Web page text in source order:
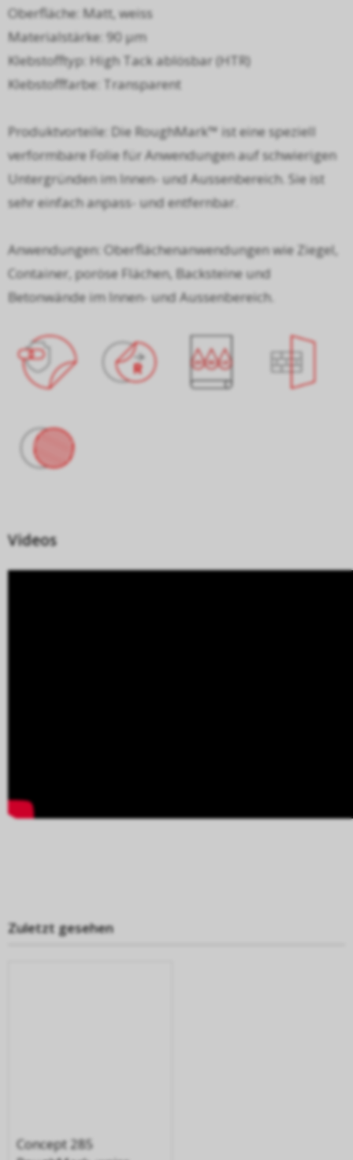
Oberfläche: Matt, weiss
Materialstärke: 90 µm
Klebstofftyp: High Tack ablösbar (HTR)
Klebstofffarbe: Transparent
Produktvorteile: Die RoughMark™ ist eine speziell
verformbare Folie für Anwendungen auf schwierigen
Untergründen im Innen- und Aussenbereich. Sie ist
sehr einfach anpass- und entfernbar.
Anwendungen: Oberflächenanwendungen wie Ziegel,
Container, poröse Flächen, Backsteine und
Betonwände im Innen- und Aussenbereich.
Videos
Zuletzt gesehen
Concept 285